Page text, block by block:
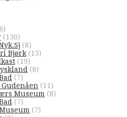
(130)
(8)
Bjørk (13)
(19)
(8)
(7)
(11)
Museum (8)
(7)
(7)